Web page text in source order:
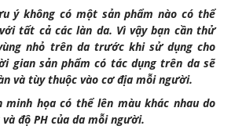
ý không có một sản phẩm nào có thể
tất cả các làn da. Vì vậy bạn cần thử
nhỏ trên da trước khi sử dụng cho
gian sản phẩm có tác dụng trên da sẽ
và tùy thuộc vào cơ địa mỗi người.
minh họa có thể lên màu khác nhau do
độ PH của da mỗi người.